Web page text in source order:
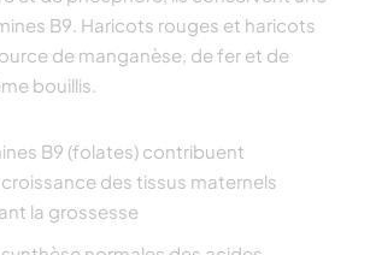
B9. Haricots rouges et haricots
de manganèse, de fer et de
bouillis.
B9 (folates) contribuent
croissance des tissus maternels
la grossesse